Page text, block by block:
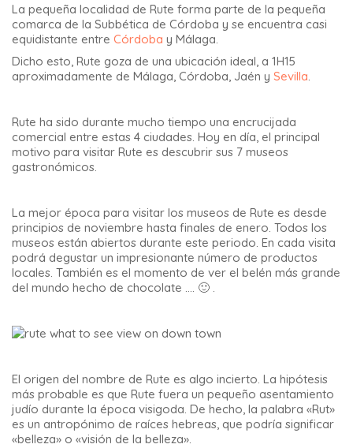
La pequeña localidad de Rute forma parte de la pequeña
comarca de la Subbética de Córdoba y se encuentra casi
equidistante entre Córdoba y Málaga.
Dicho esto, Rute goza de una ubicación ideal, a 1H15
aproximadamente de Málaga, Córdoba, Jaén y Sevilla.
Rute ha sido durante mucho tiempo una encrucijada
comercial entre estas 4 ciudades. Hoy en día, el principal
motivo para visitar Rute es descubrir sus 7 museos
gastronómicos.
La mejor época para visitar los museos de Rute es desde
principios de noviembre hasta finales de enero. Todos los
museos están abiertos durante este periodo. En cada visita
podrá degustar un impresionante número de productos
locales. También es el momento de ver el belén más grande
del mundo hecho de chocolate …. 🙂 .
El origen del nombre de Rute es algo incierto. La hipótesis
más probable es que Rute fuera un pequeño asentamiento
judío durante la época visigoda. De hecho, la palabra «Rut»
es un antropónimo de raíces hebreas, que podría significar
«belleza» o «visión de la belleza».